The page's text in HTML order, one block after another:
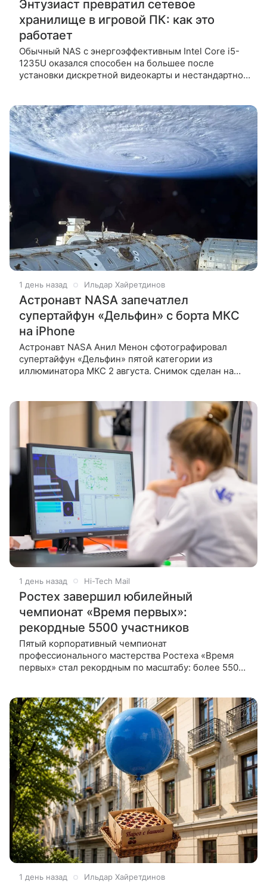
Энтузиаст превратил сетевое
хранилище в игровой ПК: как это
работает
Обычный NAS с энергоэффективным Intel Core i5-
1235U оказался способен на большее после
установки дискретной видеокарты и нестандартной
1 день назад Ильдар Хайретдинов
Астронавт NASA запечатлел
супертайфун «Дельфин» с борта МКС
на iPhone
Астронавт NASA Анил Менон сфотографировал
супертайфун «Дельфин» пятой категории из
иллюминатора МКС 2 августа. Снимок сделан на
1 день назад Hi-Tech Mail
Ростех завершил юбилейный
чемпионат «Время первых»:
рекордные 5500 участников
Пятый корпоративный чемпионат
профессионального мастерства Ростеха «Время
первых» стал рекордным по масштабу: более 5500
1 день назад Ильдар Хайретдинов